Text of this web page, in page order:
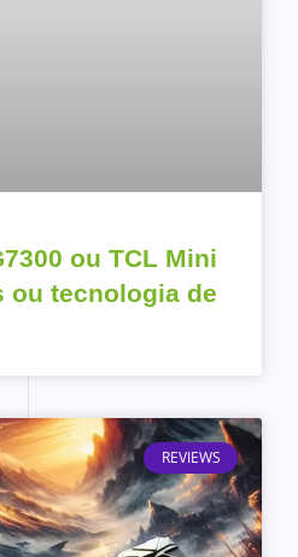
ou TCL Mini
ou tecnologia de
REVIEWS